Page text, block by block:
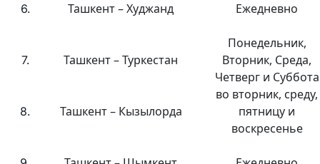
6. Ташкент – Худжанд Ежедневно
7. Ташкент – Туркестан
Понедельник,
Вторник, Среда,
Четверг и Суббота
8. Ташкент – Кызылорда
во вторник, среду,
пятницу и
воскресенье